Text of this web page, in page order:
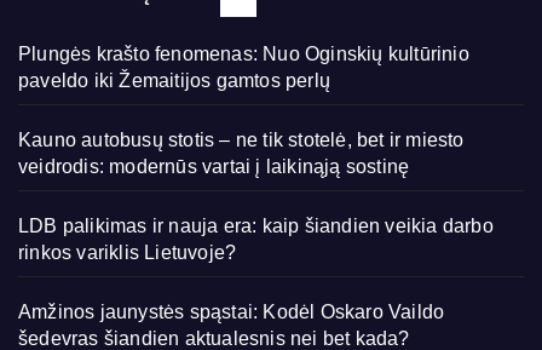
Plungės krašto fenomenas: Nuo Oginskių kultūrinio
paveldo iki Žemaitijos gamtos perlų
Kauno autobusų stotis – ne tik stotelė, bet ir miesto
veidrodis: modernūs vartai į laikinąją sostinę
LDB palikimas ir nauja era: kaip šiandien veikia darbo
rinkos variklis Lietuvoje?
Amžinos jaunystės spąstai: Kodėl Oskaro Vaildo
šedevras šiandien aktualesnis nei bet kada?